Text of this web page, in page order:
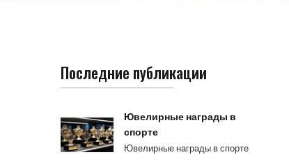
Последние публикации
Ювелирные награды в
спорте
Ювелирные награды в спорте